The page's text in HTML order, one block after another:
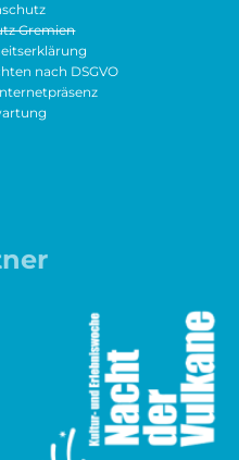
Gremien
nach DSGVO